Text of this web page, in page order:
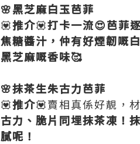
🌸黑芝麻白玉芭菲
💟推介💟打卡一流😍芭菲
焦糖醬汁，仲有好煙韌嘅
黑芝麻嘅香味🥰
🌸抹茶生朱古力芭菲
💟推介💟賣相真係好靚，
古力、脆片同埋抹茶凍！
膩呢！